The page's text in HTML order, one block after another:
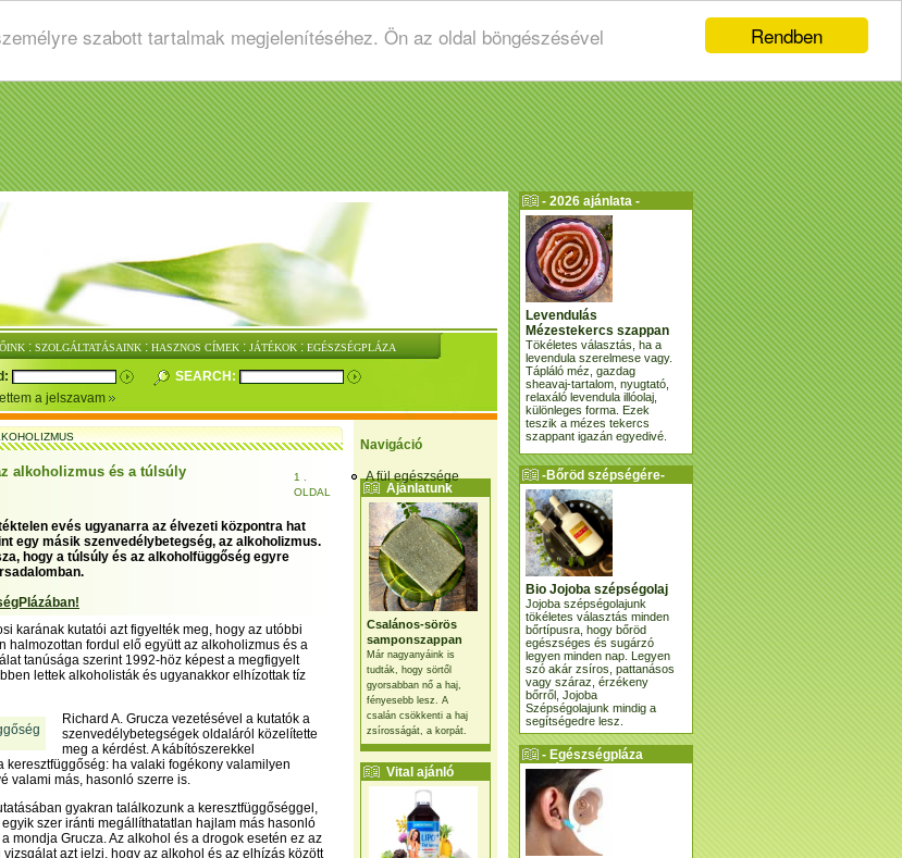
Rendben
szabott tartalmak megjelenítéséhez. Ön az oldal böngészésével
: SZOLGÁLTATÁSAINK : HASZNOS CÍMEK : JÁTÉKOK : EGÉSZSÉGPLÁZA
SEARCH:
a jelszavam
Navigáció
A fül egészsége
Ajánlatunk
Csalános-sörös
samponszappan
Már nagyanyáink is
tudták, hogy sörtől
gyorsabban nő a haj,
fényesebb lesz. A
csalán csökkenti a haj
zsírosságát, a korpát.
Vital ajánló
alkoholizmus és a túlsúly
1 .
OLDAL
evés ugyanarra az élvezeti központra hat
egy másik szenvedélybetegség, az alkoholizmus.
hogy a túlsúly és az alkoholfüggőség egyre
karának kutatói azt figyelték meg, hogy az utóbbi
halmozottan fordul elő együtt az alkoholizmus és a
tanúsága szerint 1992-höz képest a megfigyelt
lettek alkoholisták és ugyanakkor elhízottak tíz
Richard A. Grucza vezetésével a kutatók a
szenvedélybetegségek oldaláról közelítette
meg a kérdést. A kábítószerekkel
keresztfüggőség: ha valaki fogékony valamilyen
valami más, hasonló szerre is.
gyakran találkozunk a keresztfüggőséggel,
szer iránti megállíthatatlan hajlam más hasonló
mondja Grucza. Az alkohol és a drogok esetén ez az
azt jelzi, hogy az alkohol és az elhízás között
- 2026 ajánlata -
Levendulás
Mézestekercs szappan
Tökéletes választás, ha a
levendula szerelmese vagy.
Tápláló méz, gazdag
sheavaj-tartalom, nyugtató,
relaxáló levendula illóolaj,
különleges forma. Ezek
teszik a mézes tekercs
szappant igazán egyedivé.
-Bőröd szépségére-
Bio Jojoba szépségolaj
Jojoba szépségolajunk
tökéletes választás minden
bőrtípusra, hogy bőröd
egészséges és sugárzó
legyen minden nap. Legyen
szó akár zsíros, pattanásos
vagy száraz, érzékeny
bőrről, Jojoba
Szépségolajunk mindig a
segítségedre lesz.
- Egészségpláza
ajánlatunk -